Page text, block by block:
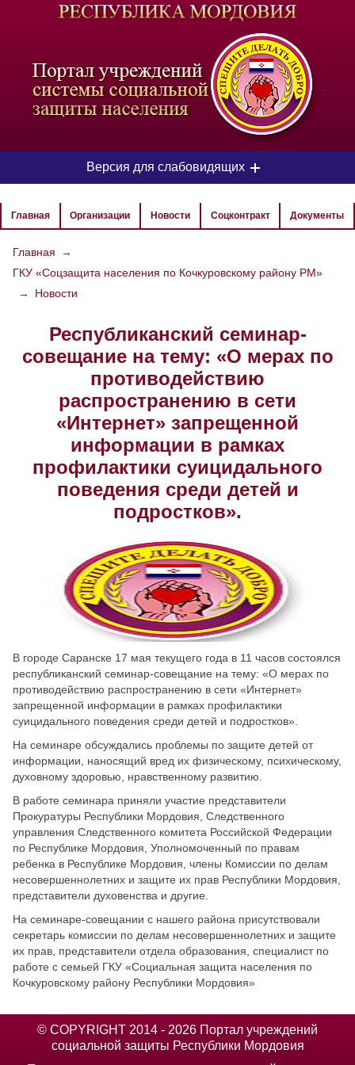
-
Версия для слабовидящих
ЦВЕТОВАЯ СХЕМА
РАЗМЕР ТЕКСТА
Скрыть Ч/б
Настройки по умолчанию
Главная Организации Новости Соцконтракт Документы
Главная
→
ГКУ «Соцзащита населения по Кочкуровскому району РМ»
→
Новости
Республиканский семинар-
совещание на тему: «О мерах по
противодействию
распространению в сети
«Интернет» запрещенной
информации в рамках
профилактики суицидального
поведения среди детей и
подростков».
В городе Саранске 17 мая текущего года в 11 часов состоялся
республиканский семинар-совещание на тему: «О мерах по
противодействию распространению в сети «Интернет»
запрещенной информации в рамках профилактики
суицидального поведения среди детей и подростков».
На семинаре обсуждались проблемы по защите детей от
информации, наносящий вред их физическому, психическому,
духовному здоровью, нравственному развитию.
В работе семинара приняли участие представители
Прокуратуры Республики Мордовия, Следственного
управления Следственного комитета Российской Федерации
по Республике Мордовия, Уполномоченный по правам
ребенка в Республике Мордовия, члены Комиссии по делам
несовершеннолетних и защите их прав Республики Мордовия,
представители духовенства и другие.
На семинаре-совещании с нашего района присутствовали
секретарь комиссии по делам несовершеннолетних и защите
их прав, представители отдела образования, специалист по
работе с семьей ГКУ «Социальная защита населения по
Кочкуровскому району Республики Мордовия»
© COPYRIGHT 2014 - 2026 Портал учреждений
социальной защиты Республики Мордовия